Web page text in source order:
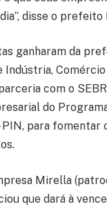
disse o prefeito
ganharam da
Indústria, Comércio
com o
do
PIN, para fomentar
Mirella
que dará à